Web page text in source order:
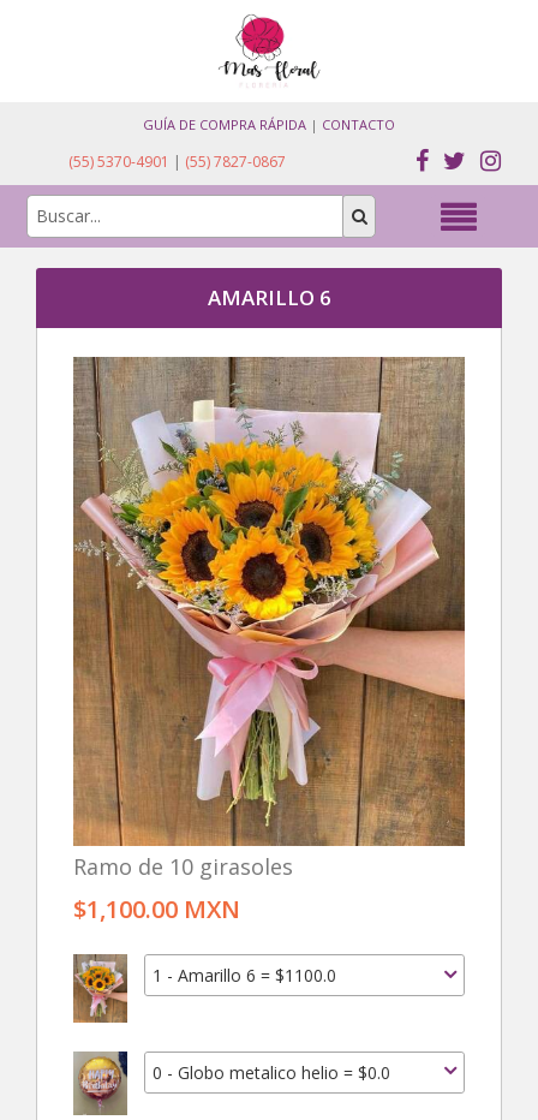
GUÍA DE COMPRA RÁPIDA | CONTACTO
(55) 5370-4901 | (55) 7827-0867
AMARILLO 6
Ramo de 10 girasoles
$1,100.00 MXN
1 - Amarillo 6 = $1100.0
0 - Globo metalico helio = $0.0